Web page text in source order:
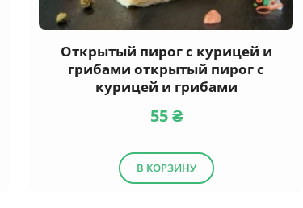
Открытый пирог с курицей и
грибами открытый пирог с
курицей и грибами
55₴
В КОРЗИНУ